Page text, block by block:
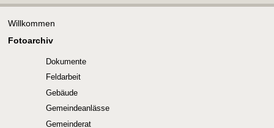
Willkommen
Fotoarchiv
Dokumente
Feldarbeit
Gebäude
Gemeindeanlässe
Gemeinderat